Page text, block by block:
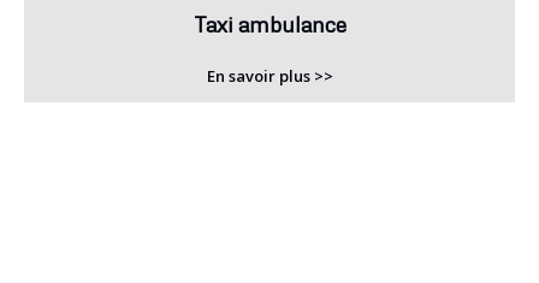
Taxi ambulance
En savoir plus >>